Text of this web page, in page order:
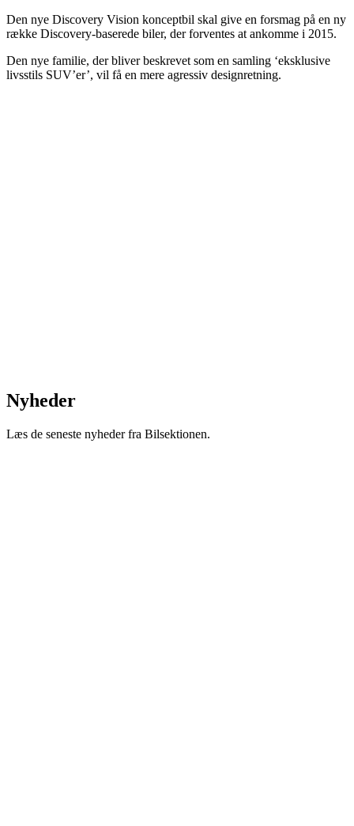
Den nye Discovery Vision konceptbil skal give en forsmag på en ny
række Discovery-baserede biler, der forventes at ankomme i 2015.
Den nye familie, der bliver beskrevet som en samling ‘eksklusive
livsstils SUV’er’, vil få en mere agressiv designretning.
Nyheder
Læs de seneste nyheder fra Bilsektionen.